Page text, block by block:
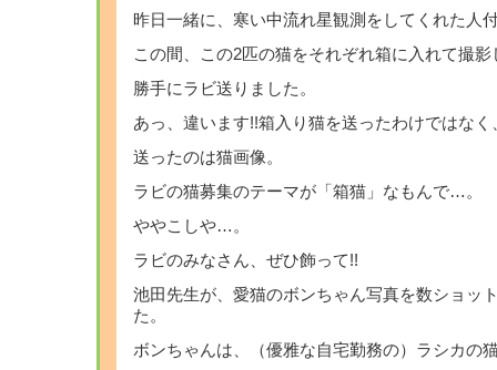
昨日一緒に、寒い中流れ星観測をしてくれた人
この間、この2匹の猫をそれぞれ箱に入れて撮影
勝手にラビ送りました。
あっ、違います!!箱入り猫を送ったわけではなく
送ったのは猫画像。
ラビの猫募集のテーマが「箱猫」なもんで…。
ややこしや…。
ラビのみなさん、ぜひ飾って!!
池田先生が、愛猫のボンちゃん写真を数ショッ
た。
ボンちゃんは、（優雅な自宅勤務の）ラシカの